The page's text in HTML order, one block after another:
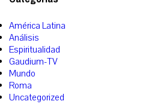
América Latina
Análisis
Espiritualidad
Gaudium-TV
Mundo
Roma
Uncategorized